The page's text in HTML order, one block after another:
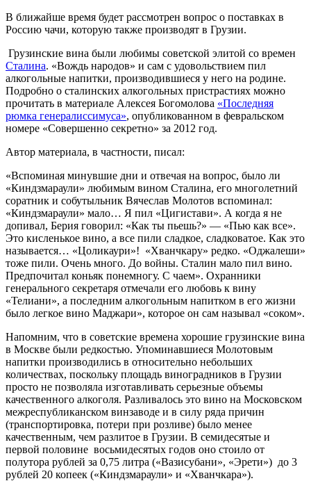
В ближайше время будет рассмотрен вопрос о поставках в
Россию чачи, которую также производят в Грузии.
Грузинские вина были любимы советской элитой со времен
Сталина. «Вождь народов» и сам с удовольствием пил
алкогольные напитки, производившиеся у него на родине.
Подробно о сталинских алкогольных пристрастиях можно
прочитать в материале Алексея Богомолова «Последняя
рюмка генералиссимуса», опубликованном в февральском
номере «Совершенно секретно» за 2012 год.
Автор материала, в частности, писал:
«Вспоминая минувшие дни и отвечая на вопрос, было ли
«Киндзмараули» любимым вином Сталина, его многолетний
соратник и собутыльник Вячеслав Молотов вспоминал:
«Киндзмараули» мало… Я пил «Цигистави». А когда я не
допивал, Берия говорил: «Как ты пьешь?» — «Пью как все».
Это кисленькое вино, а все пили сладкое, сладковатое. Как это
называется… «Цоликаури»! «Хванчкару» редко. «Оджалеши»
тоже пили. Очень много. До войны. Сталин мало пил вино.
Предпочитал коньяк понемногу. С чаем». Охранники
генерального секретаря отмечали его любовь к вину
«Телиани», а последним алкогольным напитком в его жизни
было легкое вино Маджари», которое он сам называл «соком».
Напомним, что в советские времена хорошие грузинские вина
в Москве были редкостью. Упоминавшиеся Молотовым
напитки производились в относительно небольших
количествах, поскольку площадь виноградников в Грузии
просто не позволяла изготавливать серьезные объемы
качественного алкоголя. Разливалось это вино на Московском
межреспубликанском винзаводе и в силу ряда причин
(транспортировка, потери при розливе) было менее
качественным, чем разлитое в Грузии. В семидесятые и
первой половине восьмидесятых годов оно стоило от
полутора рублей за 0,75 литра («Вазисубани», «Эрети») до 3
рублей 20 копеек («Киндзмараули» и «Хванчкара»).